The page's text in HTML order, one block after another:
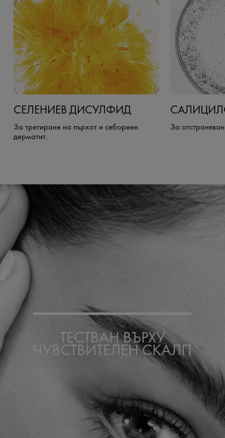
СЕЛЕНИЕВ ДИСУЛФИД
За третиране на пърхот и себореен
дерматит.
За
ТЕСТВАН ВЪРХУ
ЧУВСТВИТЕЛЕН СКАЛП